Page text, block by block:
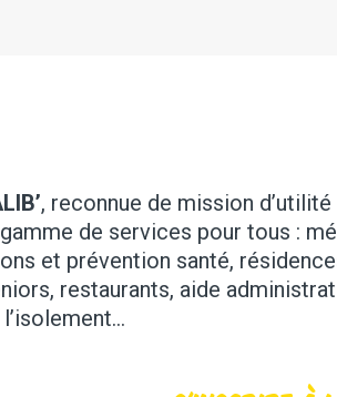
, reconnue de mission
de services pour tous :
et prévention santé,
restaurants, aide